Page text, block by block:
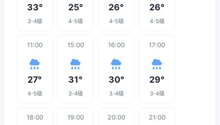
33°
3-4级
25°
4-5级
26°
4-5级
26°
4-5级
11:00
27°
4-5级
15:00
31°
3-4级
16:00
30°
3-4级
17:00
29°
3-4级
18:00 19:00 20:00 21:00